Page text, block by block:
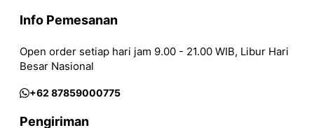
Info Pemesanan
Open order setiap hari jam 9.00 - 21.00 WIB, Libur Hari
Besar Nasional
+62 87859000775
Pengiriman